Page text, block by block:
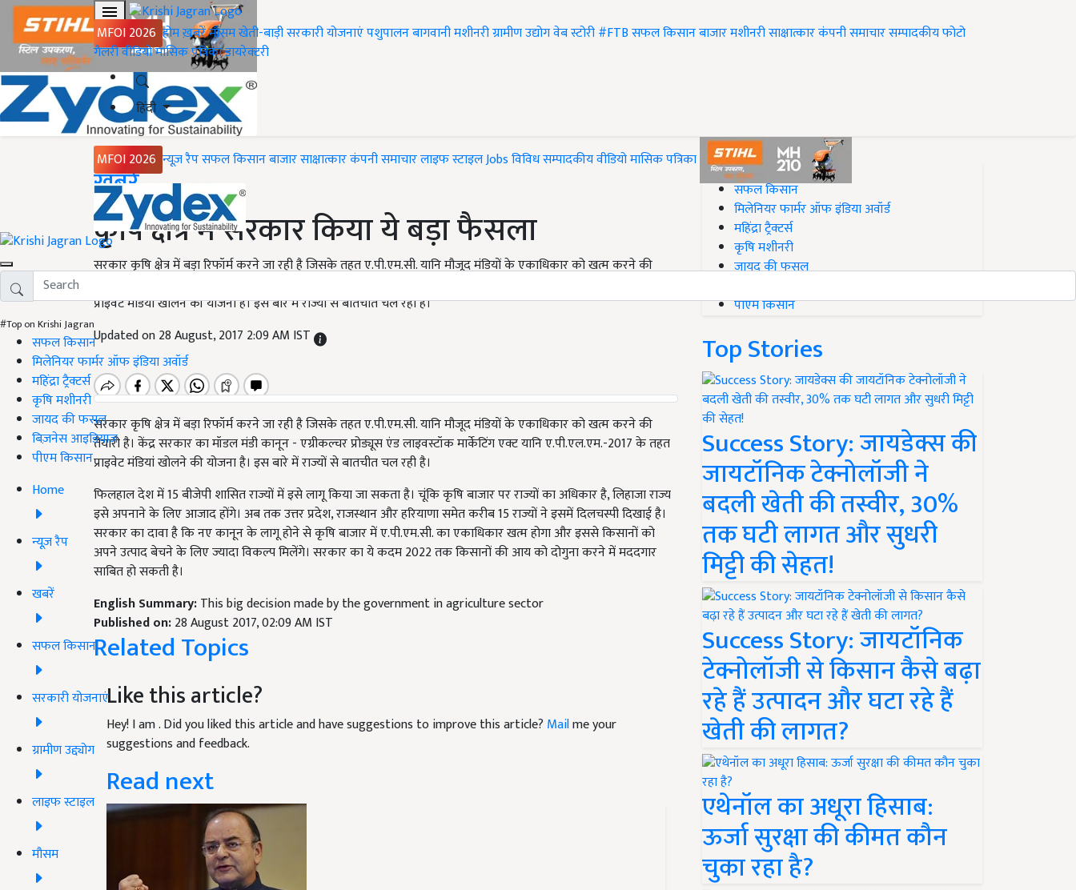
MFOI 2026 होमख़बरेंमौसमखेती-बाड़ीसरकारी योजनाएंपशुपालनबागवानीमशीनरीग्रामीण उद्योगवेब स्टोरी#FTBसफल किसानबाजारमशीनरीसाक्षात्कारकंपनी समाचारसम्पादकीयफोटो
गैलरीवीडियोमासिक पत्रिकाडायरेक्टरी
हिंदी
MFOI 2026 न्यूज़ रैपसफल किसानबाजारसाक्षात्कारकंपनी समाचारलाइफ स्टाइलJobsविविधसम्पादकीयवीडियोमासिक पत्रिका
#Top on Krishi Jagran
सफल किसान
मिलेनियर फार्मर ऑफ इंडिया अवॉर्ड
महिंद्रा ट्रैक्टर्स
कृषि मशीनरी
जायद की फसल
बिज़नेस आइडियाज
पीएम किसान
Home
न्यूज़ रैप
खबरें
सफल किसान
सरकारी योजनाएं
ग्रामीण उद्द्योग
लाइफ स्टाइल
मौसम
Home
ख़बरें
कृषि क्षेत्र में सरकार किया ये बड़ा फैसला
सरकार कृषि क्षेत्र में बड़ा रिफॉर्म करने जा रही है जिसके तहत ए.पी.एम.सी. यानि मौजूद मंडियों के एकाधिकार को खत्म करने की
प्राइवेट मंडियां खोलने की योजना है। इस बारे में राज्यों से बातचीत चल रही है।
Updated on 28 August, 2017 2:09 AM IST
सरकार कृषि क्षेत्र में बड़ा रिफॉर्म करने जा रही है जिसके तहत ए.पी.एम.सी. यानि मौजूद मंडियों के एकाधिकार को खत्म करने की
तैयारी है। केंद्र सरकार का मॉडल मंडी कानून - एग्रीकल्चर प्रोड्यूस एंड लाइवस्टॉक मार्केटिंग एक्ट यानि ए.पी.एल.एम.-2017 के तहत
प्राइवेट मंडियां खोलने की योजना है। इस बारे में राज्यों से बातचीत चल रही है।
फिलहाल देश में 15 बीजेपी शासित राज्यों में इसे लागू किया जा सकता है। चूंकि कृषि बाजार पर राज्यों का अधिकार है, लिहाजा राज्य
इसे अपनाने के लिए आजाद होंगे। अब तक उत्तर प्रदेश, राजस्थान और हरियाणा समेत करीब 15 राज्यों ने इसमें दिलचस्पी दिखाई है।
सरकार का दावा है कि नए कानून के लागू होने से कृषि बाजार में ए.पी.एम.सी. का एकाधिकार खत्म होगा और इससे किसानों को
अपने उत्पाद बेचने के लिए ज्यादा विकल्प मिलेंगे। सरकार का ये कदम 2022 तक किसानों की आय को दोगुना करने में मददगार
साबित हो सकती है।
English Summary:This big decision made by the government in agriculture sector
Published on:28 August 2017, 02:09 AM IST
Related Topics
Like this article?
Hey! I am. Did you liked this article and have suggestions to improve this article? Mailme your
suggestions and feedback.
Read next
#Top on Krishi Jagran
सफल किसान
मिलेनियर फार्मर ऑफ इंडिया अवॉर्ड
महिंद्रा ट्रैक्टर्स
कृषि मशीनरी
जायद की फसल
पीएम किसान
Top Stories
Success Story: जायडेक्स की
जायटॉनिक टेक्नोलॉजी ने
बदली खेती की तस्वीर, 30%
तक घटी लागत और सुधरी
मिट्टी की सेहत!
Success Story: जायटॉनिक
टेक्नोलॉजी से किसान कैसे बढ़ा
रहे हैं उत्पादन और घटा रहे हैं
खेती की लागत?
एथेनॉल का अधूरा हिसाब:
ऊर्जा सुरक्षा की कीमत कौन
चुका रहा है?